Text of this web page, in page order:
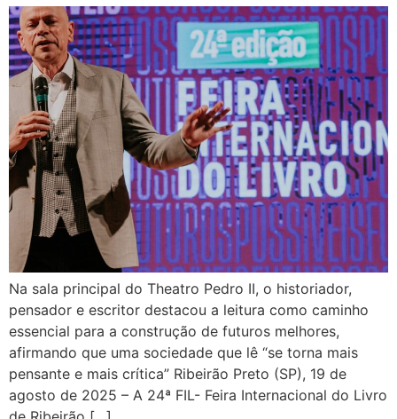
Na sala principal do Theatro Pedro II, o historiador,
pensador e escritor destacou a leitura como caminho
essencial para a construção de futuros melhores,
afirmando que uma sociedade que lê “se torna mais
pensante e mais crítica” Ribeirão Preto (SP), 19 de
agosto de 2025 – A 24ª FIL- Feira Internacional do Livro